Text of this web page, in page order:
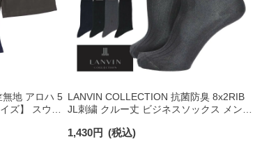
無地 アロハ 5
ズ】 スウェ
LANVIN COLLECTION 抗菌防臭 8x2RIB
JL刺繍 クルー丈 ビジネスソックス メンズ
1,430円 (税込)